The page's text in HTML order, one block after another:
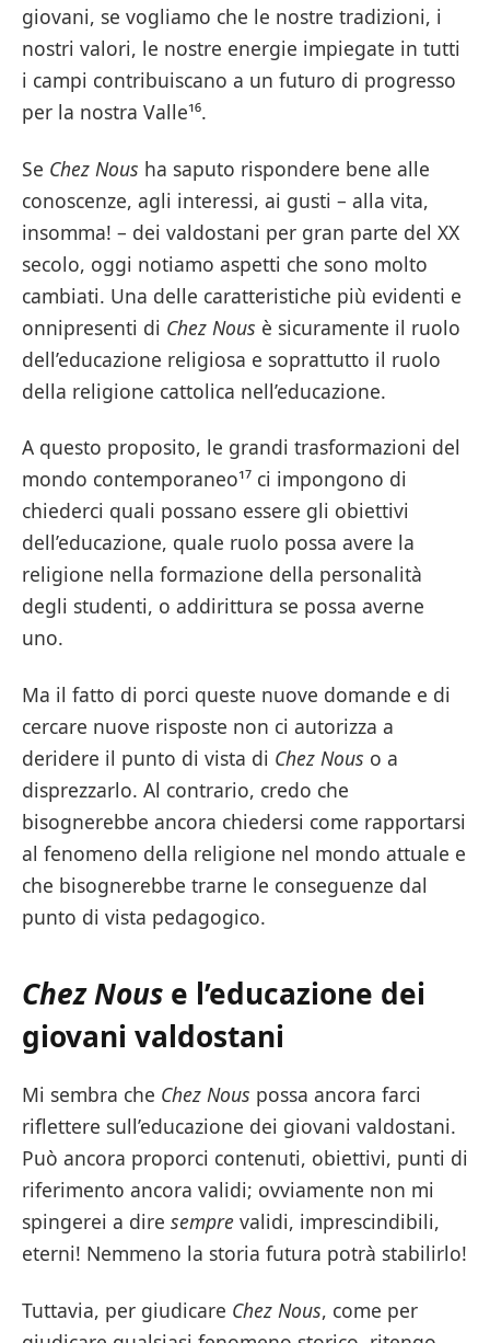
giovani, se vogliamo che le nostre tradizioni, i
nostri valori, le nostre energie impiegate in tutti
i campi contribuiscano a un futuro di progresso
per la nostra Valle¹⁶.
Se Chez Nous ha saputo rispondere bene alle
conoscenze, agli interessi, ai gusti – alla vita,
insomma! – dei valdostani per gran parte del XX
secolo, oggi notiamo aspetti che sono molto
cambiati. Una delle caratteristiche più evidenti e
onnipresenti di Chez Nous è sicuramente il ruolo
dell’educazione religiosa e soprattutto il ruolo
della religione cattolica nell’educazione.
A questo proposito, le grandi trasformazioni del
mondo contemporaneo¹⁷ ci impongono di
chiederci quali possano essere gli obiettivi
dell’educazione, quale ruolo possa avere la
religione nella formazione della personalità
degli studenti, o addirittura se possa averne
uno.
Ma il fatto di porci queste nuove domande e di
cercare nuove risposte non ci autorizza a
deridere il punto di vista di Chez Nous o a
disprezzarlo. Al contrario, credo che
bisognerebbe ancora chiedersi come rapportarsi
al fenomeno della religione nel mondo attuale e
che bisognerebbe trarne le conseguenze dal
punto di vista pedagogico.
Chez Nous e l’educazione dei
giovani valdostani
Mi sembra che Chez Nous possa ancora farci
riflettere sull’educazione dei giovani valdostani.
Può ancora proporci contenuti, obiettivi, punti di
riferimento ancora validi; ovviamente non mi
spingerei a dire sempre validi, imprescindibili,
eterni! Nemmeno la storia futura potrà stabilirlo!
Tuttavia, per giudicare Chez Nous, come per